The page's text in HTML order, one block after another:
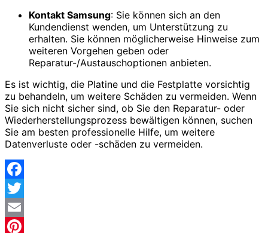
Kontakt Samsung: Sie können sich an den
Kundendienst wenden, um Unterstützung zu
erhalten. Sie können möglicherweise Hinweise zum
weiteren Vorgehen geben oder
Reparatur-/Austauschoptionen anbieten.
Es ist wichtig, die Platine und die Festplatte vorsichtig
zu behandeln, um weitere Schäden zu vermeiden. Wenn
Sie sich nicht sicher sind, ob Sie den Reparatur- oder
Wiederherstellungsprozess bewältigen können, suchen
Sie am besten professionelle Hilfe, um weitere
Datenverluste oder -schäden zu vermeiden.
Facebook
Twitter
Email